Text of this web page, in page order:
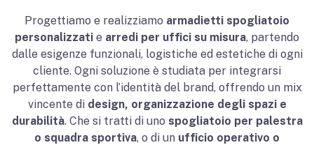
Progettiamo e realizziamo armadietti spogliatoio
personalizzati e arredi per uffici su misura, partendo
dalle esigenze funzionali, logistiche ed estetiche di ogni
cliente. Ogni soluzione è studiata per integrarsi
perfettamente con l’identità del brand, offrendo un mix
vincente di design, organizzazione degli spazi e
durabilità. Che si tratti di uno spogliatoio per palestra
o squadra sportiva, o di un ufficio operativo o